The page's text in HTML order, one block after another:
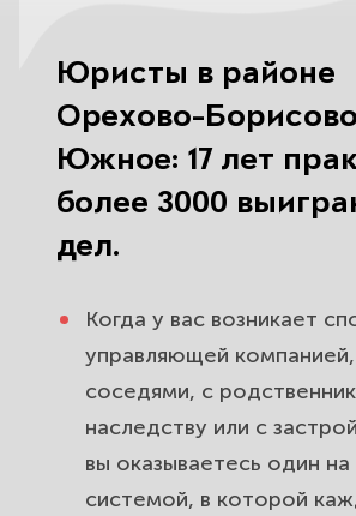
защитить долю.
Семейные споры и
Орехово-Борисово
Разделим
детей.
Взыщем со
по максимуму.
Споры с банками и
коллекторов в
Южное. Снизим долг
Юристы в районе
Орехово-Борисово
Южное: 17 лет
более 3000
дел.
Когда у вас возникает
управляющей
соседями, с
наследству или с
вы оказываетесь один
системой, в которой